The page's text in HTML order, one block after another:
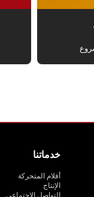
خدماتنا
أفلام المتحركة
الإنتاج
التواصل الإجتماعي